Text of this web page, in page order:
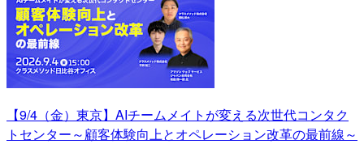
【9/4（金）東京】AIチームメイトが変える次世代コンタク
トセンター～顧客体験向上とオペレーション改革の最前線～